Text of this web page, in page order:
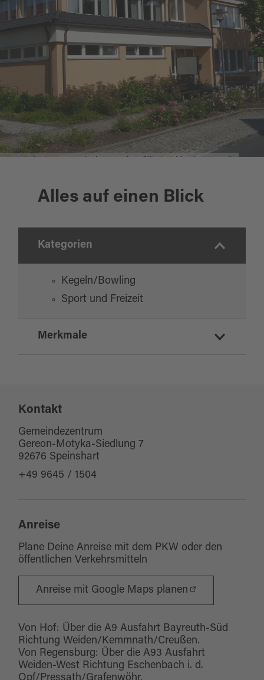
Alles auf einen Blick
Kategorien
Kegeln/Bowling
Sport und Freizeit
Merkmale
für Gruppen
für Schulklassen
für Familien
Kontakt
Gemeindezentrum
Gereon-Motyka-Siedlung 7
92676 Speinshart
+49 9645 / 1504
Anreise
Plane Deine Anreise mit dem PKW oder den
öffentlichen Verkehrsmitteln
Anreise mit Google Maps planen
Von Hof: Über die A9 Ausfahrt Bayreuth-Süd
Richtung Weiden/Kemmnath/Creußen.
Von Regensburg: Über die A93 Ausfahrt
Weiden-West Richtung Eschenbach i. d.